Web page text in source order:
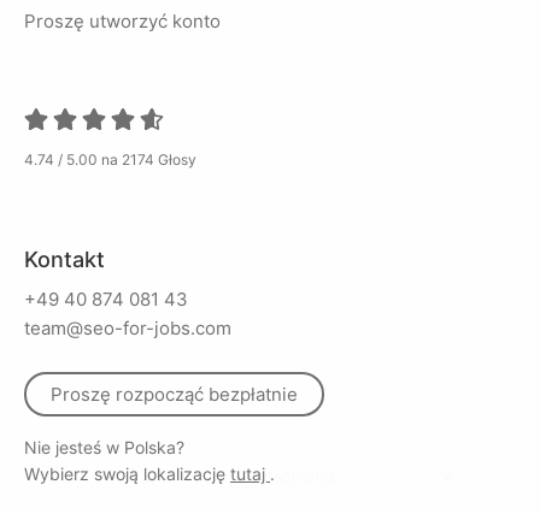
Proszę utworzyć konto
4.74 / 5.00 na 2174 Głosy
Kontakt
+49 40 874 081 43
team@seo-for-jobs.com
Proszę rozpocząć bezpłatnie
Nie jesteś w Polska?
Wybierz swoją lokalizację tutaj .